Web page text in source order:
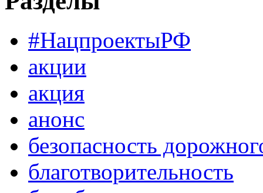
#НацпроектыРФ
акции
акция
анонс
безопасность
благотворительность